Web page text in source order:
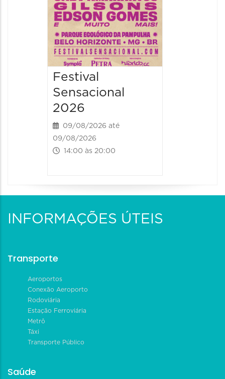
Festival
Sensacional
2026
09/08/2026 até
09/08/2026
14:00 às 20:00
INFORMAÇÕES ÚTEIS
Transporte
Aeroportos
Conexão Aeroporto
Rodoviária
Estação Ferroviária
Metrô
Táxi
Transporte Público
Saúde